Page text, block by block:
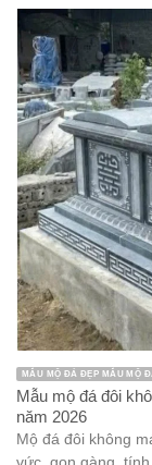
MẪU MỘ ĐÁ ĐẸP MẪU MỘ
Mẫu mộ đá đôi
năm 2026
Mộ đá đôi không